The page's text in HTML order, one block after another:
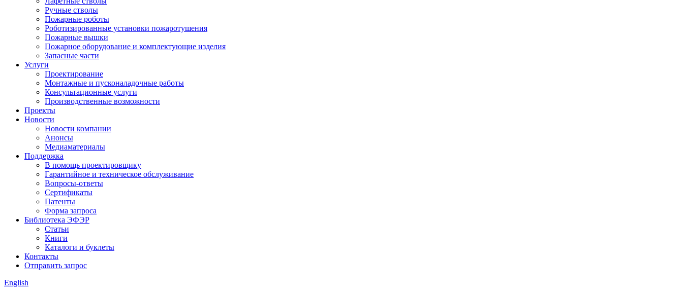
Ручные стволы
Пожарные роботы
Роботизированные установки пожаротушения
Пожарные вышки
Пожарное оборудование и комплектующие изделия
Запасные части
Услуги
Проектирование
Монтажные и пусконаладочные работы
Консультационные услуги
Производственные возможности
Проекты
Новости
Новости компании
Анонсы
Медиаматериалы
Поддержка
В помощь проектировщику
Гарантийное и техническое обслуживание
Вопросы-ответы
Сертификаты
Патенты
Форма запроса
Библиотека ЭФЭР
Статьи
Книги
Каталоги и буклеты
Контакты
Отправить запрос
English